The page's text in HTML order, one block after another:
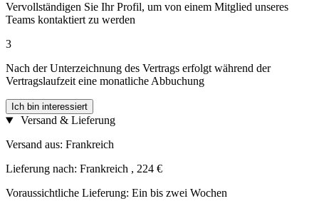
Vervollständigen Sie Ihr Profil, um von einem Mitglied unseres
Teams kontaktiert zu werden
3
Nach der Unterzeichnung des Vertrags erfolgt während der
Vertragslaufzeit eine monatliche Abbuchung
Ich bin interessiert
Versand & Lieferung
Versand aus: Frankreich
Lieferung nach: Frankreich , 224 €
Voraussichtliche Lieferung: Ein bis zwei Wochen